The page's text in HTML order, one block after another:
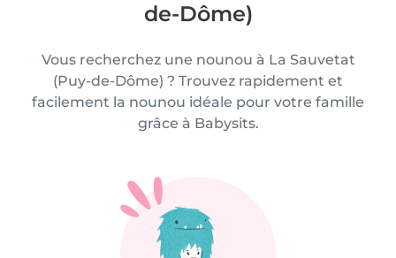
de-Dôme)
Vous recherchez une nounou à La Sauvetat
(Puy-de-Dôme) ? Trouvez rapidement et
facilement la nounou idéale pour votre famille
grâce à Babysits.